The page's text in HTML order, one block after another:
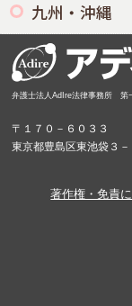
九州・沖縄
弁護士法人AdIre法律事務所 第
〒１７０－６０３３
東京都豊島区東池袋３
著作権・免責